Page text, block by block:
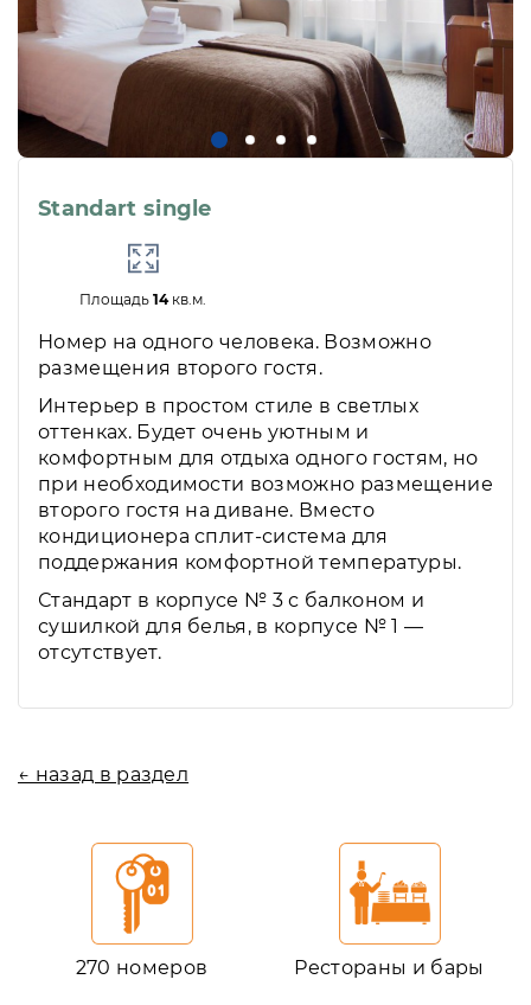
Standart single
Площадь14кв.м.
Номер на одного человека. Возможно
размещения второго гостя.
Интерьер в простом стиле в светлых
оттенках. Будет очень уютным и
комфортным для отдыха одного гостям, но
при необходимости возможно размещение
второго гостя на диване. Вместо
кондиционера сплит-система для
поддержания комфортной температуры.
Стандарт в корпусе № 3 с балконом и
сушилкой для белья, в корпусе № 1 —
отсутствует.
← назад в раздел
270 номеров Рестораны и бары